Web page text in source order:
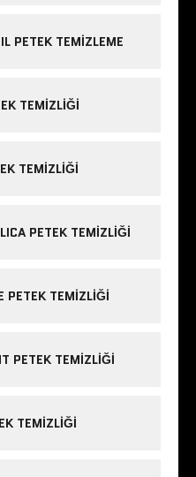
PETEK TEMIZLEME
TEMIZLIĞI
TEMIZLIĞI
PETEK TEMIZLIĞI
PETEK TEMIZLIĞI
PETEK TEMIZLIĞI
TEMIZLIĞI